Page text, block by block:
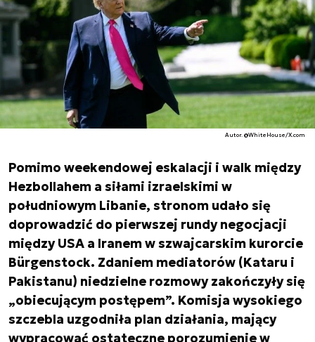
Autor. @WhiteHouse/X.com
Pomimo weekendowej eskalacji i walk między
Hezbollahem a siłami izraelskimi w
południowym Libanie, stronom udało się
doprowadzić do pierwszej rundy negocjacji
między USA a Iranem w szwajcarskim kurorcie
Bürgenstock. Zdaniem mediatorów (Kataru i
Pakistanu) niedzielne rozmowy zakończyły się
„obiecującym postępem”. Komisja wysokiego
szczebla uzgodniła plan działania, mający
wypracować ostateczne porozumienie w